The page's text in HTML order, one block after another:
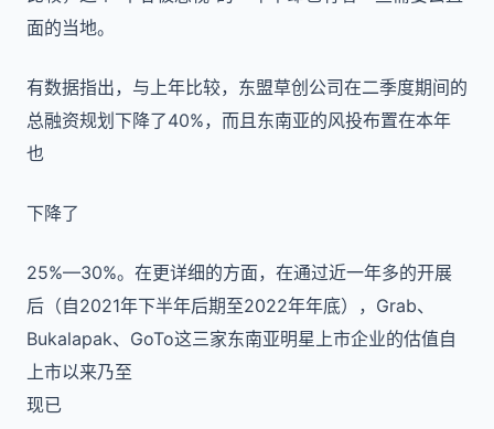
面的当地。
有数据指出，与上年比较，东盟草创公司在二季度期间的
总融资规划下降了40%，而且东南亚的风投布置在本年
也
下降了
25%—30%。在更详细的方面，在通过近一年多的开展
后（自2021年下半年后期至2022年年底），Grab、
Bukalapak、GoTo这三家东南亚明星上市企业的估值自
上市以来乃至
现已